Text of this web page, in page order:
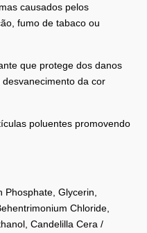
causados pelos
fumo de tabaco ou
que protege dos danos
da cor
poluentes promovendo
Phosphate, Glycerin,
Chloride,
Candelilla Cera /